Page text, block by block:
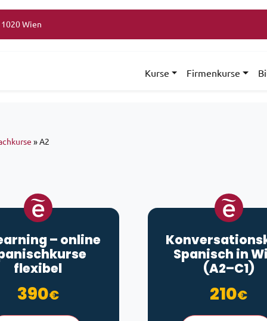
Wien
Kurse Firmenkurse
»A2
– online
flexibel
390€
Spanisch in
(A2–C1)
210€